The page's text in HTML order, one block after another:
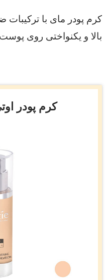
کرم پودر مای با
بالا و یکنواختی روی
کرم پودر